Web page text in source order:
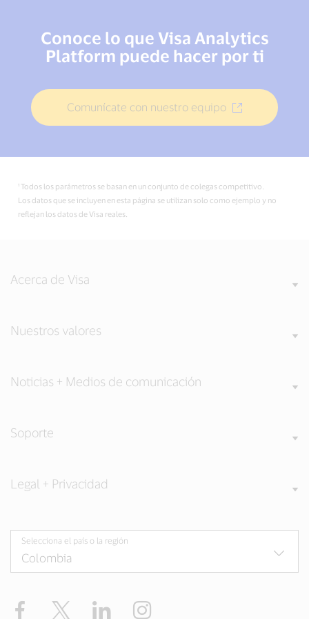
Conoce lo que Visa Analytics
Platform puede hacer por ti
Comunícate con nuestro equipo
¹ Todos los parámetros se basan en un conjunto de colegas competitivo.
Los datos que se incluyen en esta página se utilizan solo como ejemplo y no
reflejan los datos de Visa reales.
Acerca de Visa
Nuestros valores
Noticias + Medios de comunicación
Soporte
Legal + Privacidad
Selecciona el país o la región
Facebook Twitter LinkedIn